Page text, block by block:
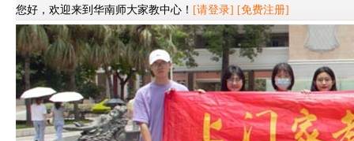
您好，欢迎来到华南师大家教中心！ [请登录] [免费注册]